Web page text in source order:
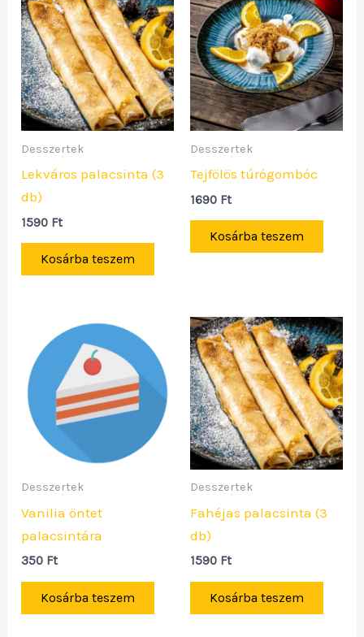
Desszertek
Lekváros palacsinta (3
db)
1590 Ft
Kosárba teszem
Desszertek
Tejfölös túrógombóc
1690 Ft
Kosárba teszem
Desszertek
Vanilia öntet
palacsintára
350 Ft
Kosárba teszem
Desszertek
Fahéjas palacsinta (3
db)
1590 Ft
Kosárba teszem